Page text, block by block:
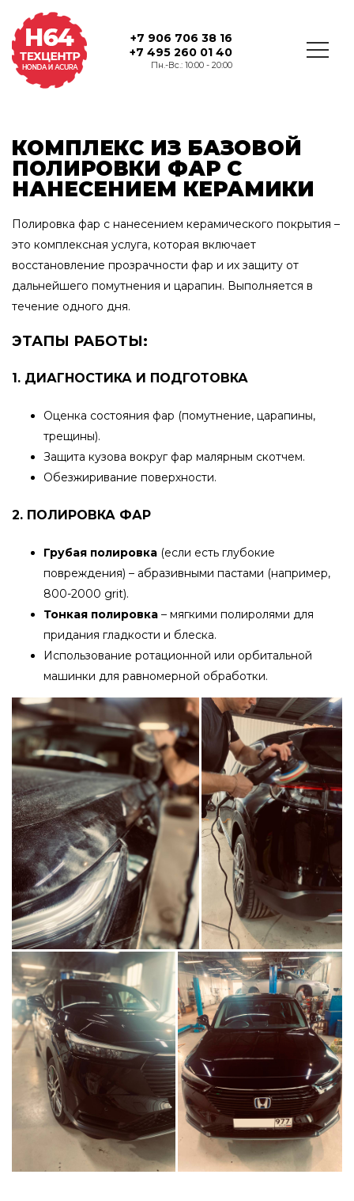
+7 906 706 38 16
+7 495 260 01 40
Пн.-Вс.: 10:00 - 20:00
КОМПЛЕКС ИЗ БАЗОВОЙ
ПОЛИРОВКИ ФАР С
НАНЕСЕНИЕМ КЕРАМИКИ
Полировка фар с нанесением керамического покрытия –
это комплексная услуга, которая включает
восстановление прозрачности фар и их защиту от
дальнейшего помутнения и царапин. Выполняется в
течение одного дня.
ЭТАПЫ РАБОТЫ:
1. ДИАГНОСТИКА И ПОДГОТОВКА
Оценка состояния фар (помутнение, царапины,
трещины).
Защита кузова вокруг фар малярным скотчем.
Обезжиривание поверхности.
2. ПОЛИРОВКА ФАР
Грубая полировка (если есть глубокие
повреждения) – абразивными пастами (например,
800-2000 grit).
Тонкая полировка – мягкими полиролями для
придания гладкости и блеска.
Использование ротационной или орбитальной
машинки для равномерной обработки.